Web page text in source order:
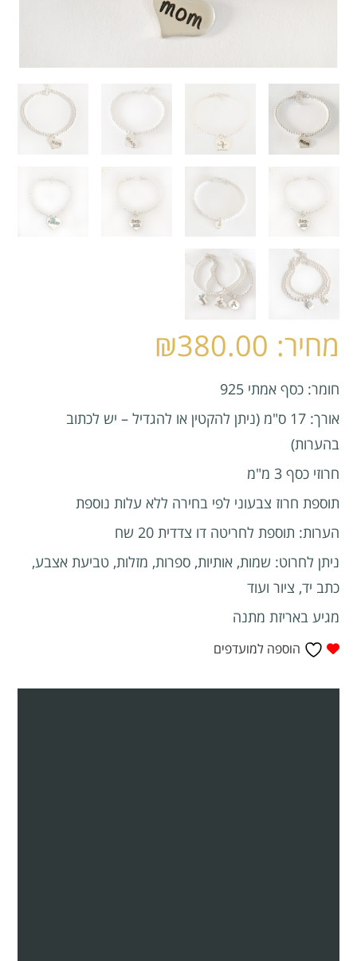
₪380.00
חומר: כסף אמתי 925
אורך: 17 ס"מ (ניתן להקטין או להגדיל – יש לכתוב
בהערות)
חרוזי כסף 3 מ"מ
תוספת חרוז צבעוני לפי בחירה ללא עלות נוספת
הערות: תוספת לחריטה דו צדדית 20 שח
ניתן לחרוט: שמות, אותיות, ספרות, מזלות, טביעת אצבע,
כתב יד, ציור ועוד
מגיע באריזת מתנה
הוספה למועדפים